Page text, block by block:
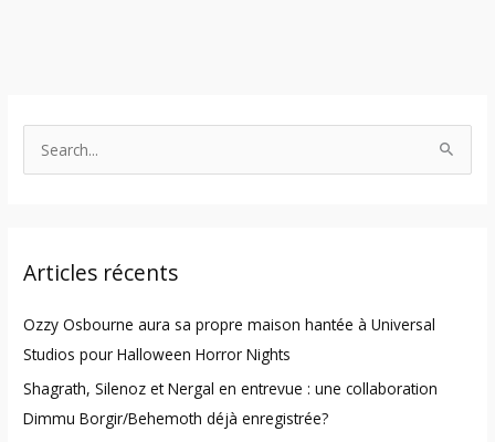
c
f
o
r
:
Articles récents
Ozzy Osbourne aura sa propre maison hantée à Universal
Studios pour Halloween Horror Nights
Shagrath, Silenoz et Nergal en entrevue : une collaboration
Dimmu Borgir/Behemoth déjà enregistrée?